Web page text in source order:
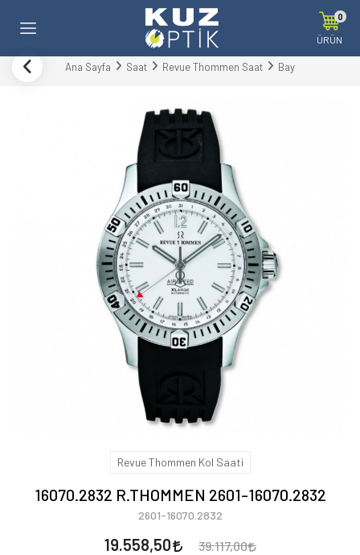
0
ÜRÜN
Ana Sayfa Saat Revue Thommen Saat Bay
Revue Thommen Kol Saati
16070.2832 R.THOMMEN 2601-16070.2832
2601-16070.2832
19.558,50 39.117,00